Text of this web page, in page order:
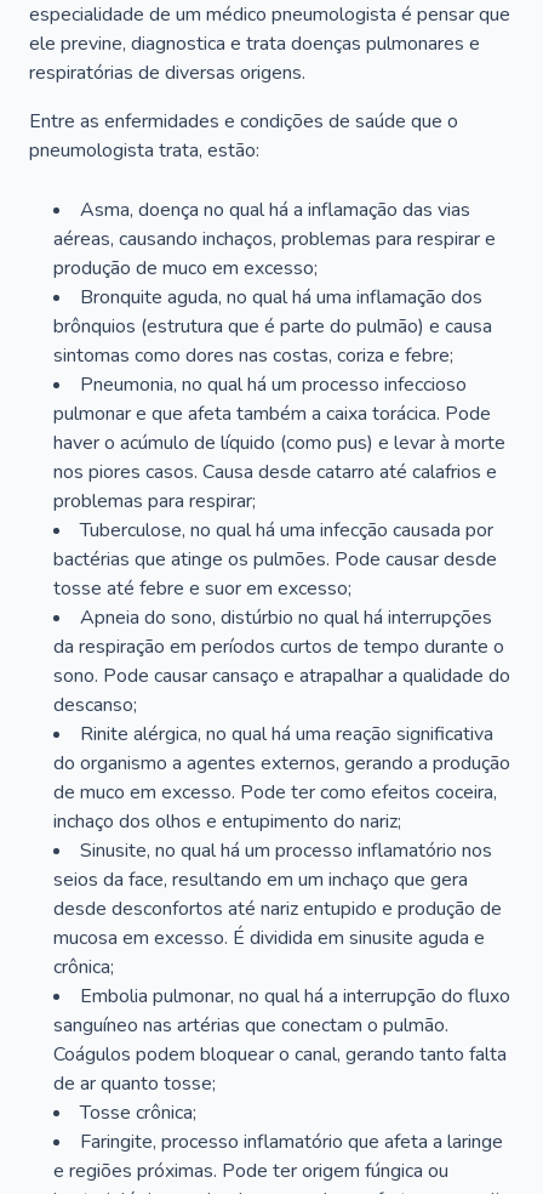
especialidade de um médico pneumologista é pensar que
ele previne, diagnostica e trata doenças pulmonares e
respiratórias de diversas origens.
Entre as enfermidades e condições de saúde que o
pneumologista trata, estão:
Asma, doença no qual há a inflamação das vias
aéreas, causando inchaços, problemas para respirar e
produção de muco em excesso;
Bronquite aguda, no qual há uma inflamação dos
brônquios (estrutura que é parte do pulmão) e causa
sintomas como dores nas costas, coriza e febre;
Pneumonia, no qual há um processo infeccioso
pulmonar e que afeta também a caixa torácica. Pode
haver o acúmulo de líquido (como pus) e levar à morte
nos piores casos. Causa desde catarro até calafrios e
problemas para respirar;
Tuberculose, no qual há uma infecção causada por
bactérias que atinge os pulmões. Pode causar desde
tosse até febre e suor em excesso;
Apneia do sono, distúrbio no qual há interrupções
da respiração em períodos curtos de tempo durante o
sono. Pode causar cansaço e atrapalhar a qualidade do
descanso;
Rinite alérgica, no qual há uma reação significativa
do organismo a agentes externos, gerando a produção
de muco em excesso. Pode ter como efeitos coceira,
inchaço dos olhos e entupimento do nariz;
Sinusite, no qual há um processo inflamatório nos
seios da face, resultando em um inchaço que gera
desde desconfortos até nariz entupido e produção de
mucosa em excesso. É dividida em sinusite aguda e
crônica;
Embolia pulmonar, no qual há a interrupção do fluxo
sanguíneo nas artérias que conectam o pulmão.
Coágulos podem bloquear o canal, gerando tanto falta
de ar quanto tosse;
Tosse crônica;
Faringite, processo inflamatório que afeta a laringe
e regiões próximas. Pode ter origem fúngica ou